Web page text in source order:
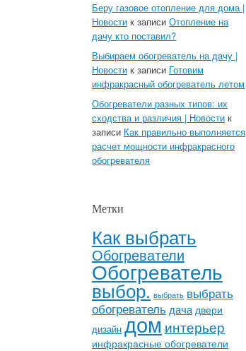
Беру газовое отопление для дома |
Новости к записи Отопление на
дачу кто поставил?
Выбираем обогреватель на дачу |
Новости к записи Готовим
инфракрасный обогреватель летом
Обогреватели разных типов: их
сходства и различия | Новости к
записи Как правильно выполняется
расчет мощности инфракрасного
обогревателя
Метки
Как выбрать
Обогреватели
Обогреватель
выбор. выбрать выбрать
обогреватель дача двери
дизайн доминтерьер
инфракрасные обогреватели